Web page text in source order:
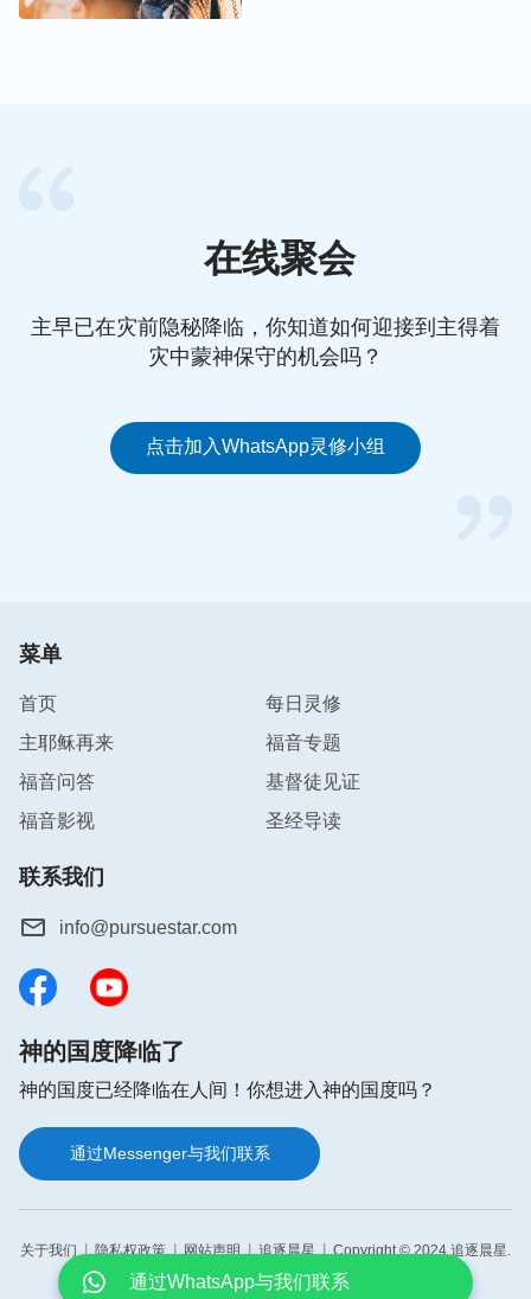
此配搭事奉才能完成神加给我们的托付。就像律法时
起，甚至伤害对方，而是需要换个角度看待问题，把
搭档当帮手，这样不但教会中的问题得到了解决，也
有了和谐的配搭，而且对教会工作和彼此的生命长进
都非常有利。
腓立比书二章一至二节：“所以，在基督里若有什么
要想有和谐的配搭，心必须都是为了完成神的托付，
有一个共同的目标，达到同心合意，在灵里合而为
一。这样，不管遇到什么争执和矛盾，都会想着怎么
做能让神满意就怎么做，这时就不会坚持己意，就会
而且基督徒外表上和心灵上都要达到合一，因为有时
侯外表上看没有什么争执，但是彼此没有任何的爱
心、关照、帮助，心灵里没有默契，都是各使各的
是：发现教会里存在一些现实问题，或者弟兄姐妹临
祷告；哪个同工的工作出错了，我们能够意识到这不
是某一个人的责任，这是教会的工作，是大家的责
任，能够了解问题，之后共同寻求如何补救的方法；
当谁遇到难处的时候，我们能凭爱心帮助，齐心协力
如果发现对方一些做法不合主的心意，我们也应该提
出来，不怕得罪人，这样不仅对对方是一个帮助，同
在线聚会
主早已在灾前隐秘降临，你知道如何迎接到主得着
灾中蒙神保守的机会吗？
点击加入WhatsApp灵修小组
菜单
首页
每日灵修
主耶稣再来
福音专题
福音问答
基督徒见证
福音影视
圣经导读
联系我们
info@pursuestar.com
神的国度降临了
神的国度已经降临在人间！你想进入神的国度吗？
通过Messenger与我们联系
关于我们 隐私权政策 网站声明 追逐晨星
Copyright © 2024 追逐晨星.
All rights reserved.
你好，如果你正在为以下问题而感到困惑、
C．如何亲近神
E．如何祷告蒙神垂听